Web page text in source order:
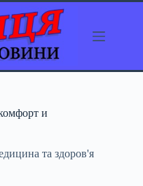
и
та здоров'я